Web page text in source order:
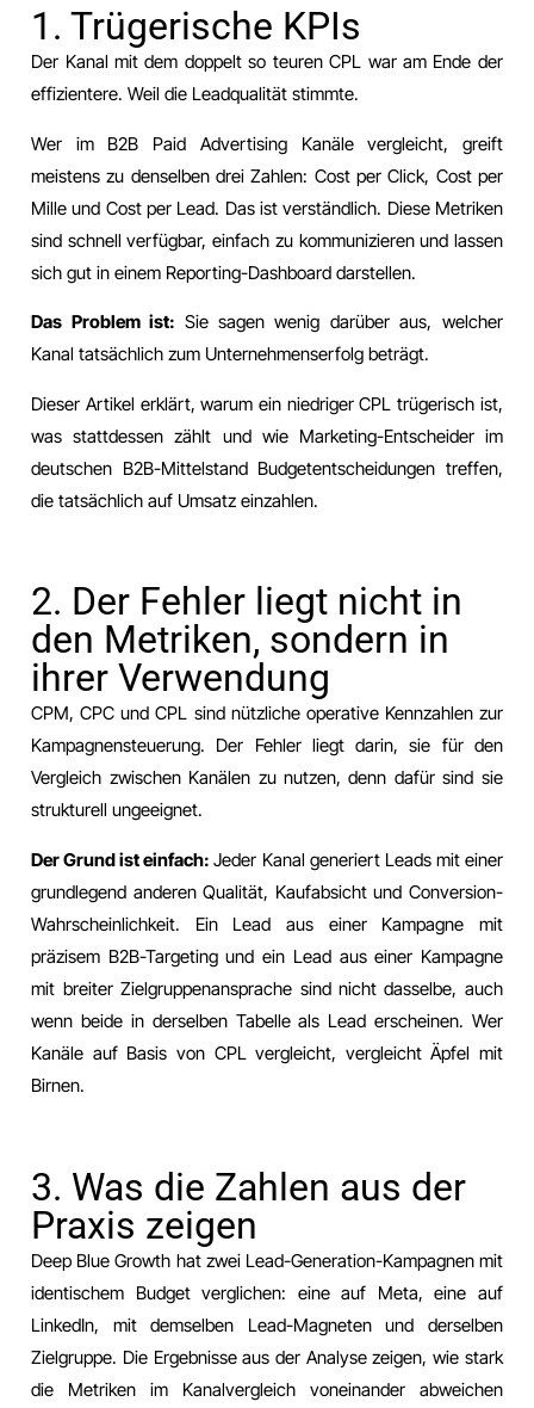
1. Trügerische KPIs
Der Kanal mit dem doppelt so teuren CPL war am Ende der
effizientere. Weil die Leadqualität stimmte.
Wer im B2B Paid Advertising Kanäle vergleicht, greift
meistens zu denselben drei Zahlen: Cost per Click, Cost per
Mille und Cost per Lead. Das ist verständlich. Diese Metriken
sind schnell verfügbar, einfach zu kommunizieren und lassen
sich gut in einem Reporting-Dashboard darstellen.
Das Problem ist: Sie sagen wenig darüber aus, welcher
Kanal tatsächlich zum Unternehmenserfolg beträgt.
Dieser Artikel erklärt, warum ein niedriger CPL trügerisch ist,
was stattdessen zählt und wie Marketing-Entscheider im
deutschen B2B-Mittelstand Budgetentscheidungen treffen,
die tatsächlich auf Umsatz einzahlen.
2. Der Fehler liegt nicht in
den Metriken, sondern in
ihrer Verwendung
CPM, CPC und CPL sind nützliche operative Kennzahlen zur
Kampagnensteuerung. Der Fehler liegt darin, sie für den
Vergleich zwischen Kanälen zu nutzen, denn dafür sind sie
strukturell ungeeignet.
Der Grund ist einfach:Jeder Kanal generiert Leads mit einer
grundlegend anderen Qualität, Kaufabsicht und Conversion-
Wahrscheinlichkeit. Ein Lead aus einer Kampagne mit
präzisem B2B-Targeting und ein Lead aus einer Kampagne
mit breiter Zielgruppenansprache sind nicht dasselbe, auch
wenn beide in derselben Tabelle als Lead erscheinen. Wer
Kanäle auf Basis von CPL vergleicht, vergleicht Äpfel mit
Birnen.
3. Was die Zahlen aus der
Praxis zeigen
Deep Blue Growth hat zwei Lead-Generation-Kampagnen mit
identischem Budget verglichen: eine auf Meta, eine auf
LinkedIn, mit demselben Lead-Magneten und derselben
Zielgruppe. Die Ergebnisse aus der Analyse zeigen, wie stark
die Metriken im Kanalvergleich voneinander abweichen